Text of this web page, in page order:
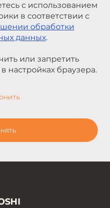
с использованием
в соответствии с
обработки
данных.
или запретить
настройках браузера.